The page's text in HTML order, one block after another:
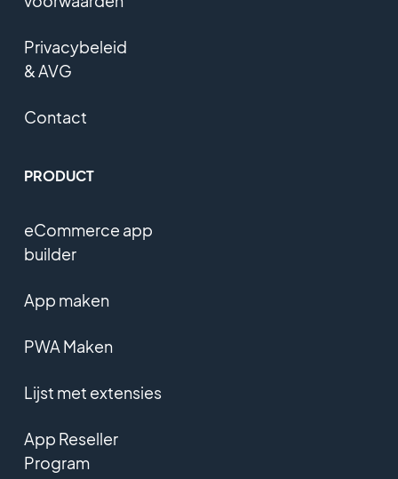
Privacybeleid
& AVG
Contact
PRODUCT
eCommerce app
builder
App maken
PWA Maken
Lijst met extensies
App Reseller
Program